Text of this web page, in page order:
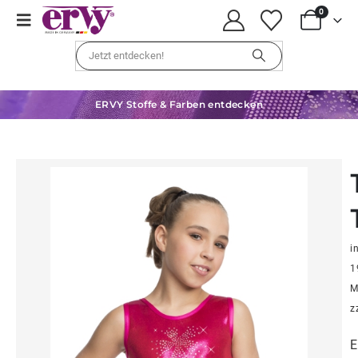
0
ERVY Stoffe & Farben entdecken